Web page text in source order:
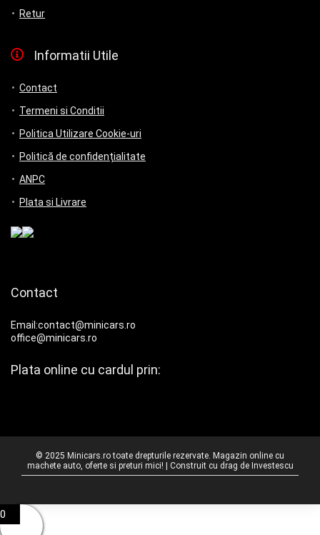
Retur
Informatii Utile
Contact
Termeni si Conditii
Politica Utilizare Cookie-uri
Politică de confidențialitate
ANPC
Plata si Livrare
Contact
Email:contact@minicars.ro
office@minicars.ro
Plata online cu cardul prin:
© 2025 Minicars.ro toate drepturile rezervate. Magazin online cu
machete auto, oferte si preturi mici! | Construit cu drag de Investescu
0